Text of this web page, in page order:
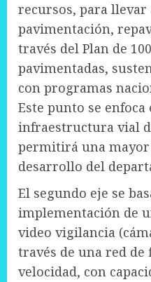
recursos, para llevar
pavimentación,
través del Plan de
pavimentadas,
con programas
Este punto se
infraestructura vial
permitirá una
desarrollo del
El segundo eje se
implementación de
video vigilancia
través de una red
velocidad, con